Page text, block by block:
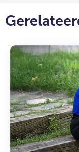
Lees
meer
over:
Ruimte
voor
een
normaal
leven,
ook